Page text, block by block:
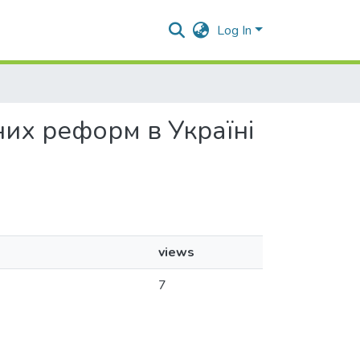
Log In
реформ в Україні
views
7